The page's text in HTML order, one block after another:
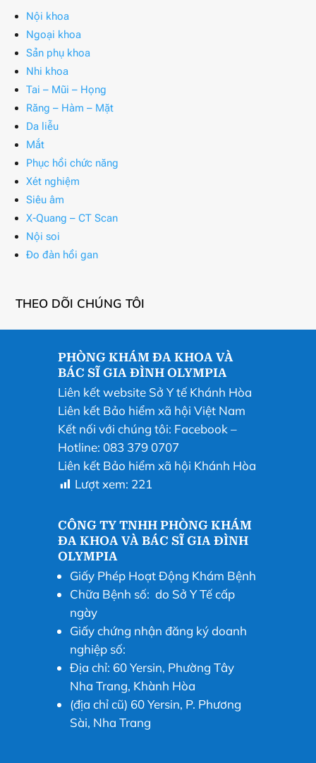
Nội khoa
Ngoại khoa
Sản phụ khoa
Nhi khoa
Tai – Mũi – Họng
Răng – Hàm – Mặt
Da liễu
Mắt
Phục hồi chức năng
Xét nghiệm
Siêu âm
X-Quang – CT Scan
Nội soi
Đo đàn hồi gan
THEO DÕI CHÚNG TÔI
PHÒNG KHÁM ĐA KHOA VÀ
BÁC SĨ GIA ĐÌNH OLYMPIA
Liên kết website Sở Y tế Khánh Hòa
Liên kết Bảo hiểm xã hội Việt Nam
Kết nối với chúng tôi: Facebook–
Hotline: 083 379 0707
Liên kết Bảo hiểm xã hội Khánh Hòa
Lượt xem: 221
CÔNG TY TNHH PHÒNG KHÁM
ĐA KHOA VÀ BÁC SĨ GIA ĐÌNH
OLYMPIA
Giấy Phép Hoạt Động Khám Bệnh
Chữa Bệnh số: do Sở Y Tế cấp
ngày
Giấy chứng nhận đăng ký doanh
nghiệp số:
Địa chỉ: 60 Yersin, Phường Tây
Nha Trang, Khành Hòa
(địa chỉ cũ) 60 Yersin, P. Phương
Sài, Nha Trang